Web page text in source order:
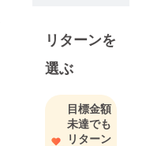
ち・足利」
のことを伝
えていくこ
とを目的と
する市民団
体です。
リターンを
選ぶ
目標金額
未達でも
リターン